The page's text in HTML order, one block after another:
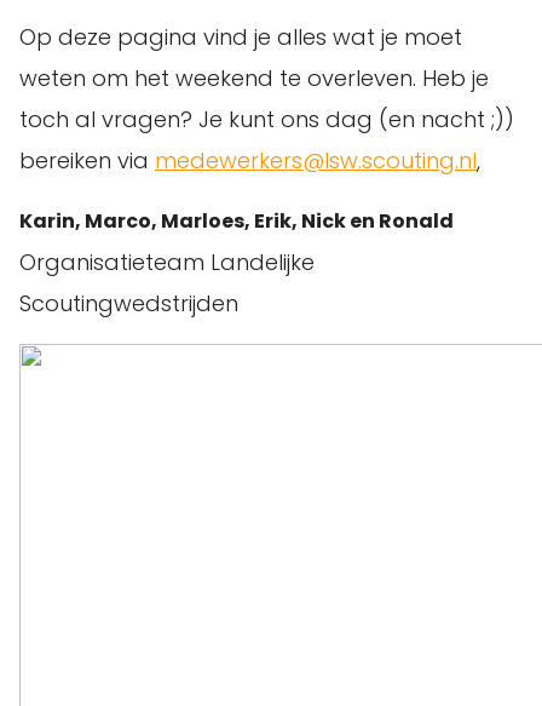
Op deze pagina vind je alles wat je moet
weten om het weekend te overleven. Heb je
toch al vragen? Je kunt ons dag (en nacht ;))
bereiken via medewerkers@lsw.scouting.nl,
Karin, Marco, Marloes, Erik, Nick en Ronald
Organisatieteam Landelijke
Scoutingwedstrijden